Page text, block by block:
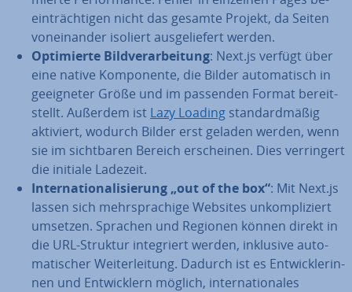
ein­träch­ti­gen nicht das gesamte Projekt, da Seiten
von­ein­an­der isoliert aus­ge­lie­fert werden.
Op­ti­mier­te Bild­ver­ar­bei­tung: Next.js verfügt über
eine native Kom­po­nen­te, die Bilder au­to­ma­tisch in
ge­eig­ne­ter Größe und im passenden Format be­reit­
stellt. Außerdem ist Lazy Loading stan­dard­mä­ßig
aktiviert, wodurch Bilder erst geladen werden, wenn
sie im sicht­ba­ren Bereich er­schei­nen. Dies ver­rin­gert
die initiale Ladezeit.
In­ter­na­tio­na­li­sie­rung „out of the box“: Mit Next.js
lassen sich mehr­spra­chi­ge Websites un­kom­pli­ziert
umsetzen. Sprachen und Regionen können direkt in
die URL-Struktur in­te­griert werden, inklusive au­to­
ma­ti­scher Wei­ter­lei­tung. Dadurch ist es Ent­wick­le­rin­
nen und Ent­wick­lern möglich, in­ter­na­tio­na­les